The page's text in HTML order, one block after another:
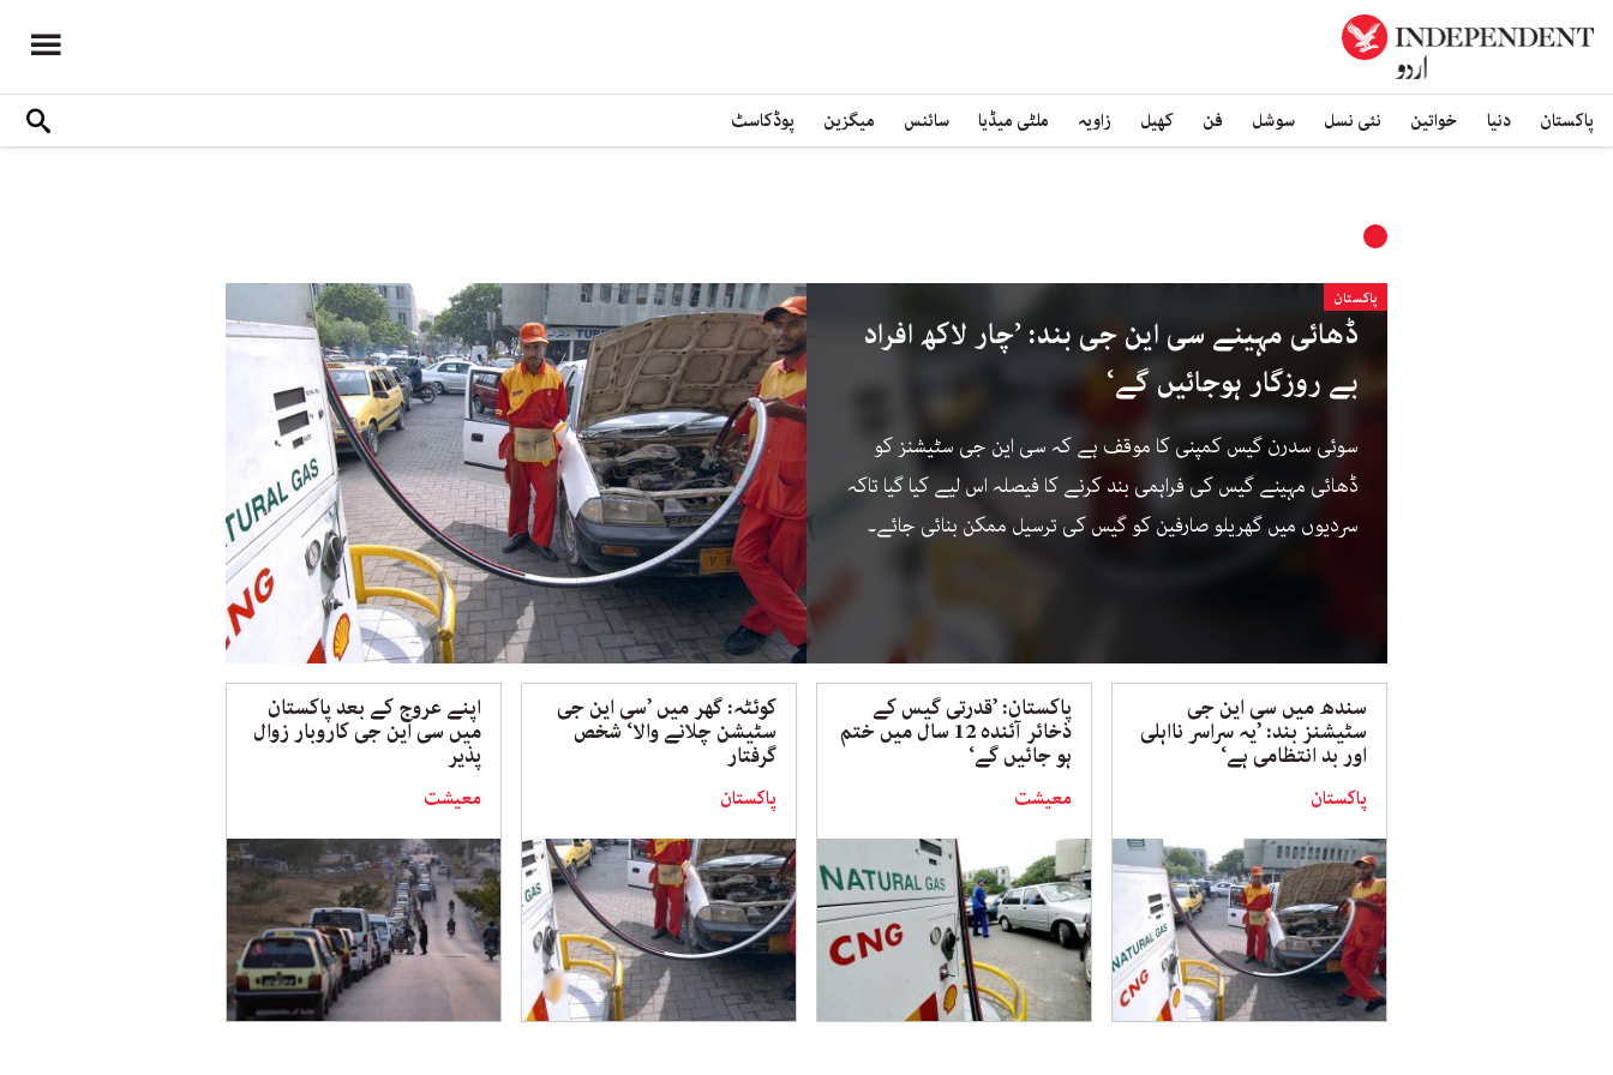
پاکستان دنیا خواتین نئی نسل سوشل فن کھیل زاویہ ملٹی میڈیا سائنس میگزین پوڈکاسٹ
پاکستان
ڈھائی مہینے سی این جی بند: ’چار لاکھ افراد
بے روزگار ہوجائیں گے‘
سوئی سدرن گیس کمپنی کا موقف ہے کہ سی این جی سٹیشنز کو
ڈھائی مہینے گیس کی فراہمی بند کرنے کا فیصلہ اس لیے کیا گیا تاکہ
سردیوں میں گھریلو صارفین کو گیس کی ترسیل ممکن بنائی جائے۔
سندھ میں سی این جی
سٹیشنز بند: ’یہ سراسر نااہلی
اور بد انتظامی ہے‘
پاکستان
پاکستان: ’قدرتی گیس کے
ذخائر آئندہ 12 سال میں ختم
ہو جائیں گے‘
معیشت
کوئٹہ: گھر میں ’سی این جی
سٹیشن چلانے والا‘ شخص
گرفتار
پاکستان
اپنے عروج کے بعد پاکستان
میں سی این جی کاروبار زوال
پذیر
معیشت